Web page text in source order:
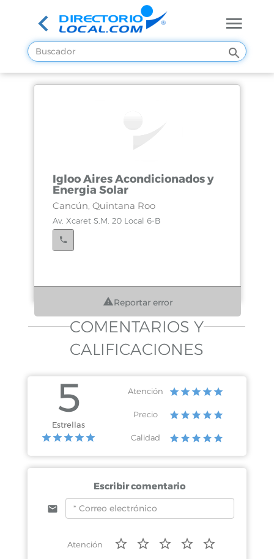
Igloo Aires Acondicionados y
Energia Solar
Cancún, Quintana Roo
Av. Xcaret S.M. 20 Local 6-B
Reportar error
COMENTARIOS Y
CALIFICACIONES
5
Estrellas
Atención
Precio
Calidad
Escribir comentario
Atención